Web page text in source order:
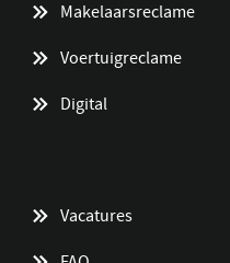
Makelaarsreclame
Voertuigreclame
Digital
Vacatures